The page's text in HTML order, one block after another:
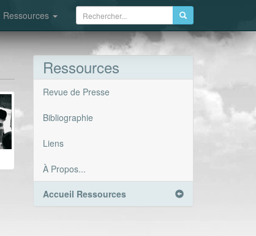
Ressources
Ressources
Revue de Presse
Bibliographie
Liens
À Propos...
Accueil Ressources